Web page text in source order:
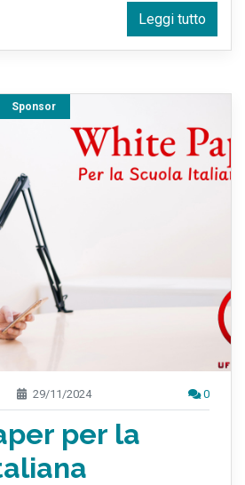
Leggi tutto
Sponsor
29/11/2024 0
per la